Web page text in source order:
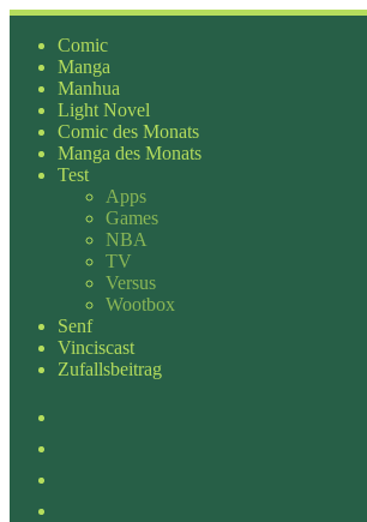
Zum
Inhalt
springen
Comic
Manga
Manhua
Light Novel
Comic des Monats
Manga des Monats
Test
Apps
Games
NBA
TV
Versus
Wootbox
Senf
Vinciscast
Zufallsbeitrag